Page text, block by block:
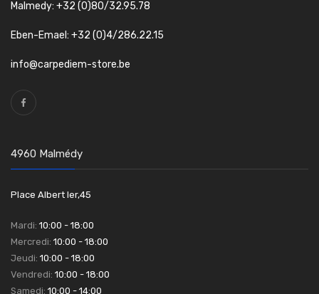
Malmedy: +32 (0)80/32.95.78
Eben-Emael: +32 (0)4/286.22.15
info@carpediem-store.be
4960 Malmédy
Place Albert Ier,45
Mardi: 10:00 - 18:00
Mercredi: 10:00 - 18:00
Jeudi: 10:00 - 18:00
Vendredi: 10:00 - 18:00
Samedi: 10:00 - 14:00